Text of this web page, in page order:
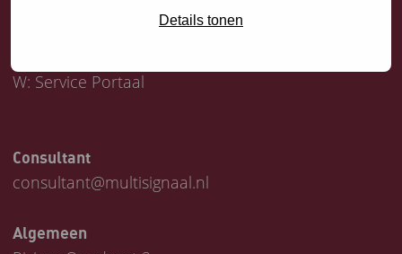
Details tonen
W: Service Portaal
Consultant
consultant@multisignaal.nl
Algemeen